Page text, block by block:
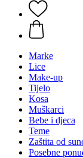
Marke
Lice
Make-up
Tijelo
Kosa
Muškarci
Bebe i djeca
Teme
Zaštita od
Posebne